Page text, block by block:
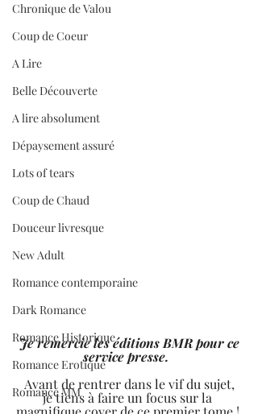
Chronique de Valou
Coup de Coeur
A Lire
Belle Découverte
A lire absolument
Dépaysement assuré
Lots of tears
Coup de Chaud
Douceur livresque
New Adult
Romance contemporaine
Dark Romance
Romance Historique
Romance Erotique
Romance MM
Je remercie les éditions BMR pour ce
service presse.
je tiens à faire un focus sur la